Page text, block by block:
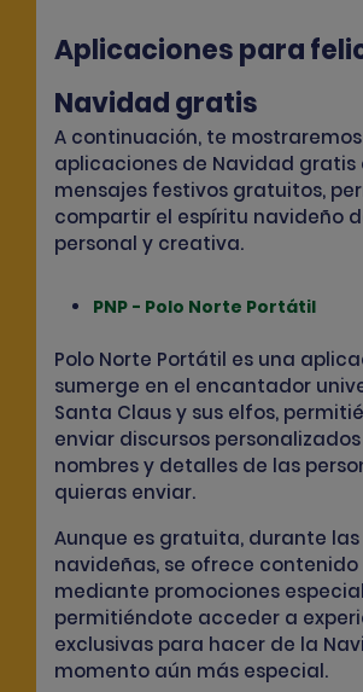
Aplicaciones para
Navidad gratis
A continuación, te
aplicaciones de Navidad gratis
mensajes festivos gratuitos,
compartir el espíritu navideño
personal y creativa.
PNP - Polo Norte Portátil
Polo Norte Portátil es una
sumerge en el encantador
Santa Claus y sus elfos,
enviar discursos
nombres y detalles de las
quieras enviar.
Aunque es gratuita, durante
navideñas, se ofrece contenido
mediante promociones
permitiéndote acceder a
exclusivas para hacer de la
momento aún más especial.